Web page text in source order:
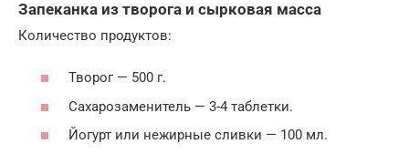
Запеканка из творога и сырковая масса
Количество продуктов:
Творог — 500 г.
Сахарозаменитель — 3-4 таблетки.
Йогурт или нежирные сливки — 100 мл.